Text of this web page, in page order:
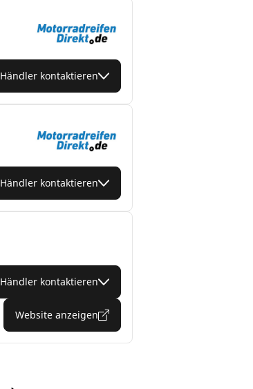
Händler kontaktieren
Händler kontaktieren
Händler kontaktieren
Website anzeigen